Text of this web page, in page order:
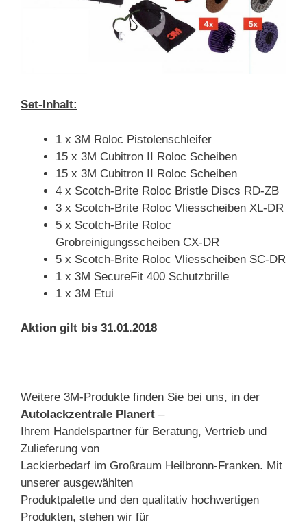
Set-Inhalt:
1 x 3M Roloc Pistolenschleifer
15 x 3M Cubitron II Roloc Scheiben
15 x 3M Cubitron II Roloc Scheiben
4 x Scotch-Brite Roloc Bristle Discs RD-ZB
3 x Scotch-Brite Roloc Vliesscheiben XL-DR
5 x Scotch-Brite Roloc
Grobreinigungsscheiben CX-DR
5 x Scotch-Brite Roloc Vliesscheiben SC-DR
1 x 3M SecureFit 400 Schutzbrille
1 x 3M Etui
Aktion gilt bis 31.01.2018
Weitere 3M-Produkte finden Sie bei uns, in der
Autolackzentrale Planert –
Ihrem Handelspartner für Beratung, Vertrieb und
Zulieferung von
Lackierbedarf im Großraum Heilbronn-Franken. Mit
unserer ausgewählten
Produktpalette und den qualitativ hochwertigen
Produkten, stehen wir für